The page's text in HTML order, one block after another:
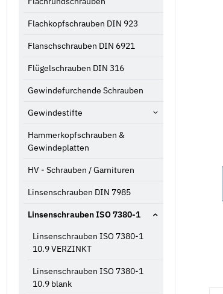
Flachkopfschrauben DIN 923
Flanschschrauben DIN 6921
Flügelschrauben DIN 316
Gewindefurchende Schrauben
Gewindestifte
Hammerkopfschrauben &
Gewindeplatten
HV - Schrauben / Garnituren
Linsenschrauben DIN 7985
Linsenschrauben ISO 7380-1
Linsenschrauben ISO 7380-1
10.9 VERZINKT
Linsenschrauben ISO 7380-1
10.9 blank